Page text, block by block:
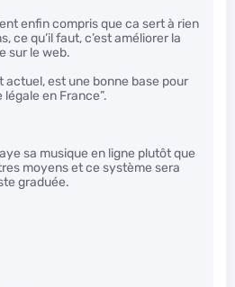
enfin compris que ca sert à rien
ce qu’il faut, c’est améliorer la
sur le web.
actuel, est une bonne base pour
légale en France”.
sa musique en ligne plutôt que
moyens et ce système sera
graduée.